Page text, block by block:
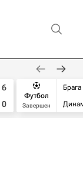
6
0
Футбол
Завершен
Брага